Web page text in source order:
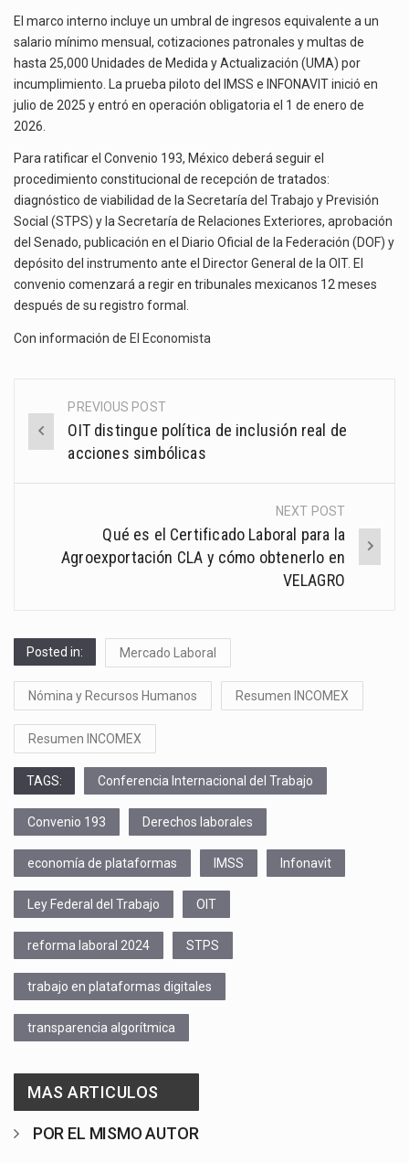
El marco interno incluye un umbral de ingresos equivalente a un
salario mínimo mensual, cotizaciones patronales y multas de
hasta 25,000 Unidades de Medida y Actualización (UMA) por
incumplimiento. La prueba piloto del IMSS e INFONAVIT inició en
julio de 2025 y entró en operación obligatoria el 1 de enero de
2026.
Para ratificar el Convenio 193, México deberá seguir el
procedimiento constitucional de recepción de tratados:
diagnóstico de viabilidad de la Secretaría del Trabajo y Previsión
Social (STPS) y la Secretaría de Relaciones Exteriores, aprobación
del Senado, publicación en el Diario Oficial de la Federación (DOF) y
depósito del instrumento ante el Director General de la OIT. El
convenio comenzará a regir en tribunales mexicanos 12 meses
después de su registro formal.
Con información de El Economista
Post
navigation
PREVIOUS POST
OIT distingue política de inclusión real de
acciones simbólicas
NEXT POST
Qué es el Certificado Laboral para la
Agroexportación CLA y cómo obtenerlo en
VELAGRO
Posted in: Mercado Laboral
Nómina y Recursos Humanos Resumen INCOMEX
Resumen INCOMEX
TAGS: Conferencia Internacional del Trabajo
Convenio 193 Derechos laborales
economía de plataformas IMSS Infonavit
Ley Federal del Trabajo OIT
reforma laboral 2024 STPS
trabajo en plataformas digitales
transparencia algorítmica
MAS ARTICULOS
POR EL MISMO AUTOR